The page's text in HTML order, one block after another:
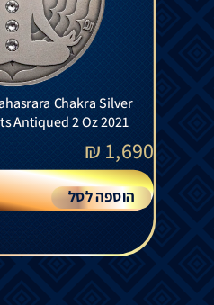
Chakra Silver
Antiqued 2 Oz 2021
1,690
₪
הוספה לסל